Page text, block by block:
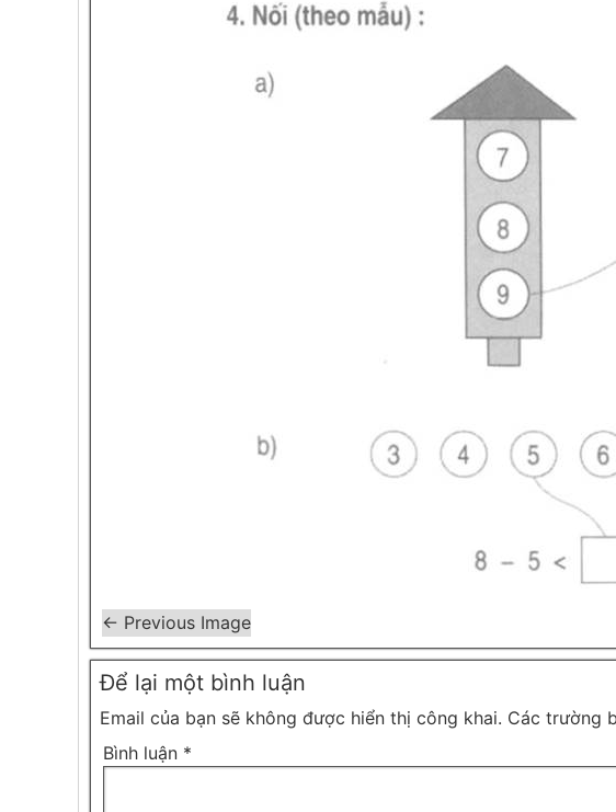
← Previous Image
Để lại một bình luận
Email của bạn sẽ không được hiển thị công khai. Các trường
Bình luận *